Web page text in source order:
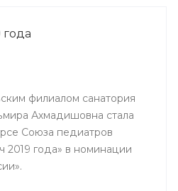
года
филиалом санатория
Ахмадишовна стала
Союза педиатров
2019 года» в номинации